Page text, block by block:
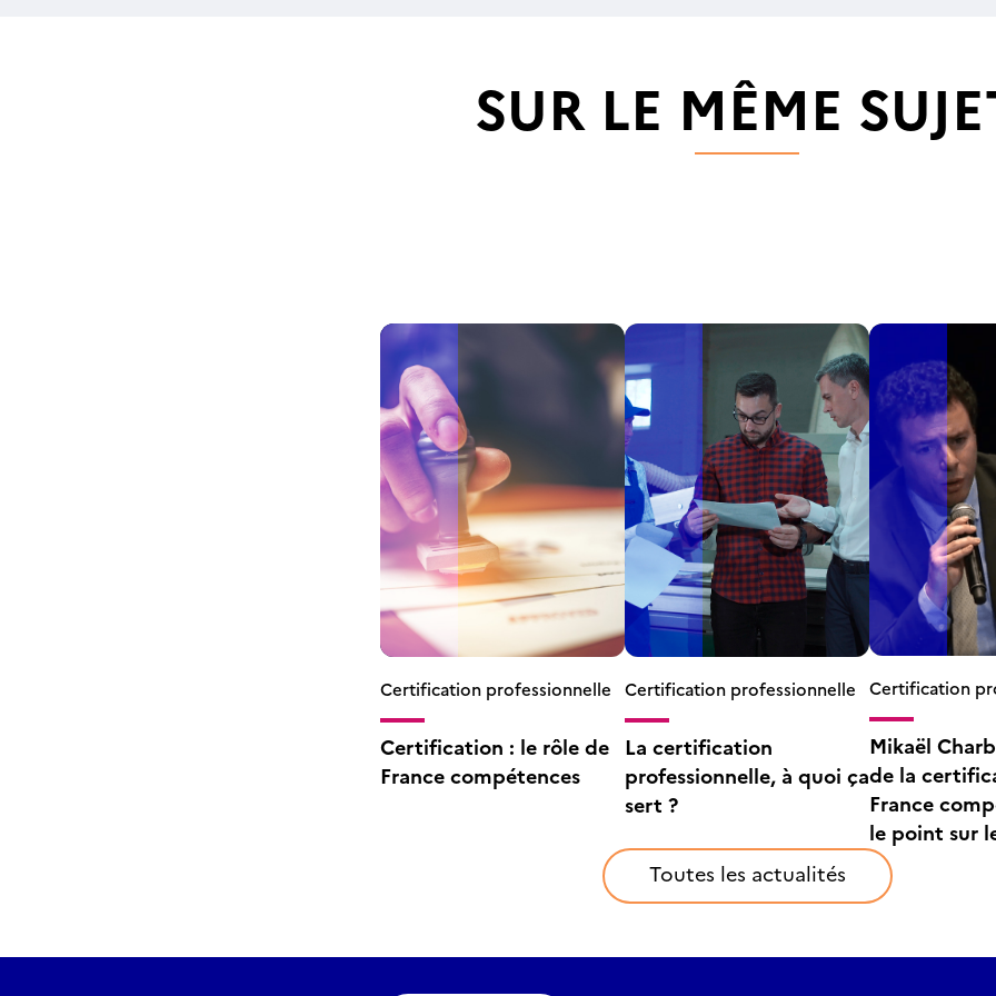
SUR LE MÊME
Certification professionnelle
Certification : le rôle de
France compétences
Certification professionnelle
La certification
professionnelle, à quoi ça
sert ?
Certification
Mikaël
de la
France
le point sur
Toutes les actualités